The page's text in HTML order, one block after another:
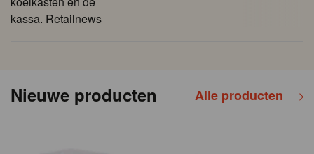
kassa. Retailnews
Nieuwe producten Alle producten